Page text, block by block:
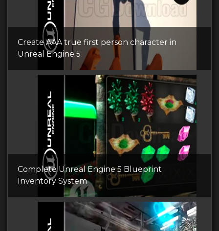
Create AAA true first person character in
Unreal Engine 5
Complete Unreal Engine 5 Blueprint
Inventory System